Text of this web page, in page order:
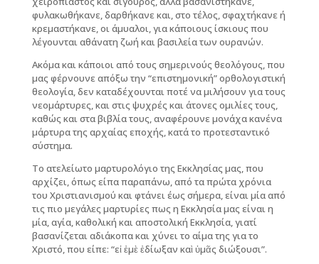
φυλακωθήκανε, δαρθήκανε και, στο τέλος, σφαχτήκανε ή
κρεμαστήκανε, οι άμυαλοι, για κάποιους ίσκιους που
λέγουνται αθάνατη ζωή και βασιλεία των ουρανών.
Ακόμα και κάποιοι από τους σημερινούς θεολόγους, που
μας φέρνουνε απόξω την “επιστημονική” ορθολογιστική
θεολογία, δεν καταδέχουνται ποτέ να μιλήσουν για τους
νεομάρτυρες, και στις ψυχρές και άτονες ομιλίες τους,
καθώς και στα βιβλία τους, αναφέρουνε μονάχα κανένα
μάρτυρα της αρχαίας εποχής, κατά το προτεσταντικό
σύστημα.
Το ατελείωτο μαρτυρολόγιο της Εκκλησίας μας, που
αρχίζει, όπως είπα παραπάνω, από τα πρώτα χρόνια
του Χριστιανισμού και φτάνει έως σήμερα, είναι μία από
τις πιο μεγάλες μαρτυρίες πως η Εκκλησία μας είναι η
μία, αγία, καθολική και αποστολική Εκκλησία, γιατί
βασανίζεται αδιάκοπα και χύνει το αίμα της για το
Χριστό, που είπε: “εἰ ἐμὲ ἐδίωξαν καὶ ὑμᾶς διώξουσι”.